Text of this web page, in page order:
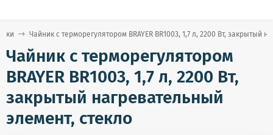
Чайник с терморегулятором BRAYER BR1003, 1,7 л, 2200 Вт, закрытый
Чайник с терморегулятором
BRAYER BR1003, 1,7 л, 2200 Вт,
закрытый нагревательный
элемент, стекло